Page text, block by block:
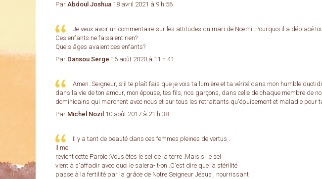
Par Abdoul Joshua 18 avril 2021 à 9 h 56
Je veux avoir un commentaire sur les attitudes du mari de Noemi. Pourquoi il a déplacé
Ces enfants ne faisaient rien?
Quels âges avaient ces enfants?
Par Dansou Serge 16 août 2020 à 11 h 41
Amen. Seigneur, s'il te plaît fais que je vois ta lumière et ta vérité dans mon humble
dans la vie de ton amour, mon épouse, tes fils, nos garçons, dans celle de chaque membre de
dominicains qui marchent avec nous et sur tous les retraitants qu'épuisement et maladie pour
Par Michel Nozil 10 août 2017 à 21 h 38
Il y a tant de beauté dans ces femmes pleines de vertus .
Il me
revient cette Parole :Vous êtes le sel de la terre .Mais si le sel
vient à s'affadir avec quoi le salera- t-on .C'est dire que la stérilité
passe à la fertilité par la grâce de Notre Seigneur Jésus , nourrissant